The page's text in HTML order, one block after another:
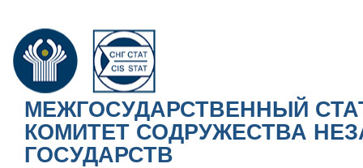
МЕЖГОСУДАРСТВЕННЫЙ
КОМИТЕТ СОДРУЖЕСТВА
ГОСУДАРСТВ